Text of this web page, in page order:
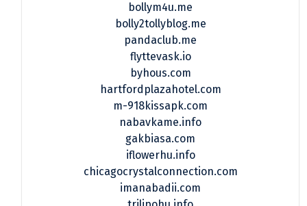
bollym4u.me
bolly2tollyblog.me
pandaclub.me
flyttevask.io
byhous.com
hartfordplazahotel.com
m-918kissapk.com
nabavkame.info
gakbiasa.com
iflowerhu.info
chicagocrystalconnection.com
imanabadii.com